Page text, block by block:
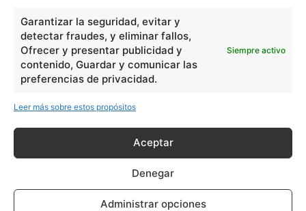
Garantizar la seguridad, evitar y
detectar fraudes, y eliminar fallos,
Ofrecer y presentar publicidad y
contenido, Guardar y comunicar las
preferencias de privacidad.
Siempre activo
Leer más sobre estos propósitos
Aceptar
Denegar
Administrar opciones